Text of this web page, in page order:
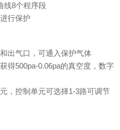
线8个程序段
行保护
出气口，可通入保护气体
得500pa-0.06pa的真空度，数字
，控制单元可选择1-3路可调节